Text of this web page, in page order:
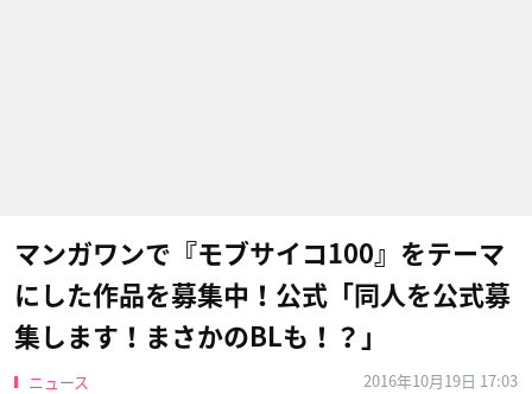
マンガワンで『モブサイコ100』をテーマ
にした作品を募集中！公式「同人を公式募
集します！まさかのBLも！？」
ニュース
2016年10月19日 17:03